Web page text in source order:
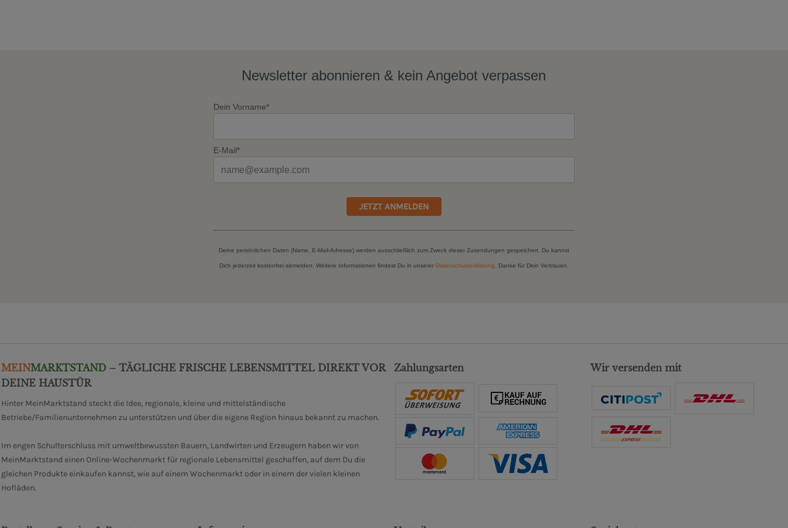
Newsletter abonnieren & kein Angebot verpassen
Dein Vorname*
E-Mail*
JETZT ANMELDEN
Deine persönlichen Daten (Name, E-Mail-Adresse) werden ausschließlich zum Zweck dieser Zusendungen gespeichert. Du kannst
Dich jederzeit kostenfrei abmelden. Weitere Informationen findest Du in unserer Datenschutzerklärung. Danke für Dein Vertrauen.
MEINMARKTSTAND – TÄGLICHE FRISCHE LEBENSMITTEL DIREKT VOR
DEINE HAUSTÜR
Hinter MeinMarktstand steckt die Idee, regionale, kleine und mittelständische
Betriebe/Familienunternehmen zu unterstützen und über die eigene Region hinaus bekannt zu machen.
Im engen Schulterschluss mit umweltbewussten Bauern, Landwirten und Erzeugern haben wir von
MeinMarktstand einen Online-Wochenmarkt für regionale Lebensmittel geschaffen, auf dem Du die
gleichen Produkte einkaufen kannst, wie auf einem Wochenmarkt oder in einem der vielen kleinen
Hofläden.
Zahlungsarten Wir versenden mit